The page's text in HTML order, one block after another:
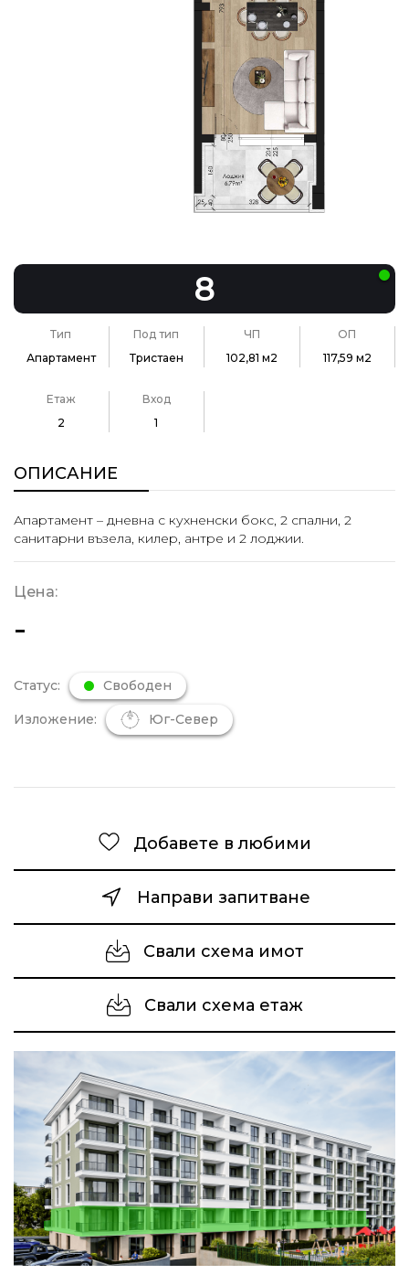
8
Тип
Апартамент
Под тип
Тристаен
ЧП
102,81 м2
ОП
117,59 м2
Етаж
2
Вход
1
ОПИСАНИЕ
Апартамент – дневна с кухненски бокс, 2 спални, 2
санитарни възела, килер, антре и 2 лоджии.
Цена:
-
Статус: Свободен
Изложение: Юг-Север
Добавете в любими
Направи запитване
Свали схема имот
Свали схема етаж